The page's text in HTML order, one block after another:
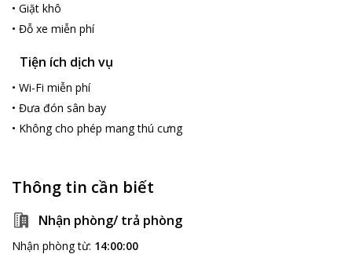
• Giặt khô
• Đỗ xe miễn phí
Tiện ích dịch vụ
• Wi-Fi miễn phí
• Đưa đón sân bay
• Không cho phép mang thú cưng
Thông tin cần biết
Nhận phòng/ trả phòng
Nhận phòng từ: 14:00:00